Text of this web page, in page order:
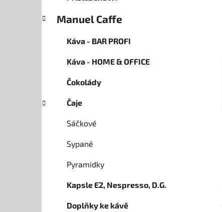
í
p
Manuel Caffe
Káva - BAR PROFI
Káva - HOME & OFFICE
Čokolády
Čaje
Sáčkové
Sypané
Pyramidky
Kapsle E2, Nespresso, D.G.
Doplňky ke kávě